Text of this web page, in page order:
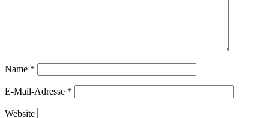
Name *
E-Mail-Adresse *
Website